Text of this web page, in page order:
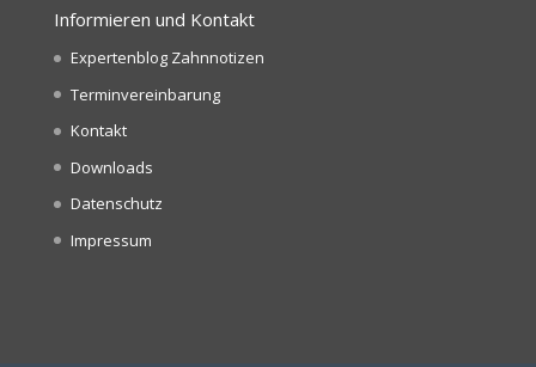
Informieren und Kontakt
Expertenblog Zahnnotizen
Terminvereinbarung
Kontakt
Downloads
Datenschutz
Impressum